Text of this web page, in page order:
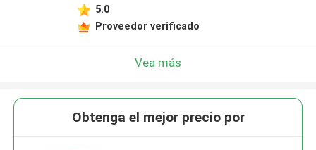
5.0
Proveedor verificado
Vea más
Obtenga el mejor precio por